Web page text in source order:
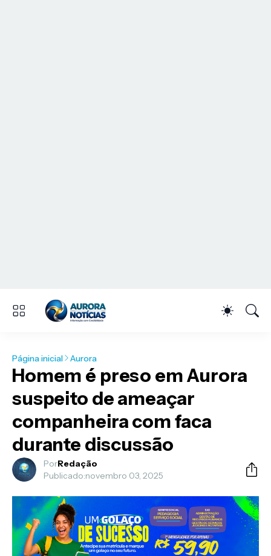
Página inicial Aurora
Homem é preso em Aurora
suspeito de ameaçar
companheira com faca
durante discussão
PorRedação
Publicado:novembro 03, 2025